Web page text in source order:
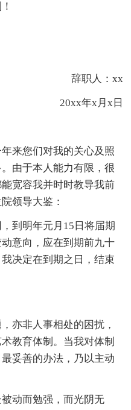
辞职人：xx
20xx年x月x日
来您们对我的关心及照
由于本人能力有限，很
宽容我并时时教导我前
领导大鉴：
到明年元月15日将届期
意向，应在到期前九十
决定在到期之日，结束
亦非人事相处的困扰，
教育体制。当我对体制
妥善的办法，乃以主动
动而勉强，而光阴无